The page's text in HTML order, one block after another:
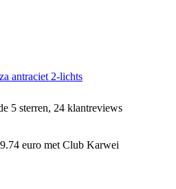
antraciet 2-lichts
5 sterren, 24 klantreviews
euro met Club Karwei